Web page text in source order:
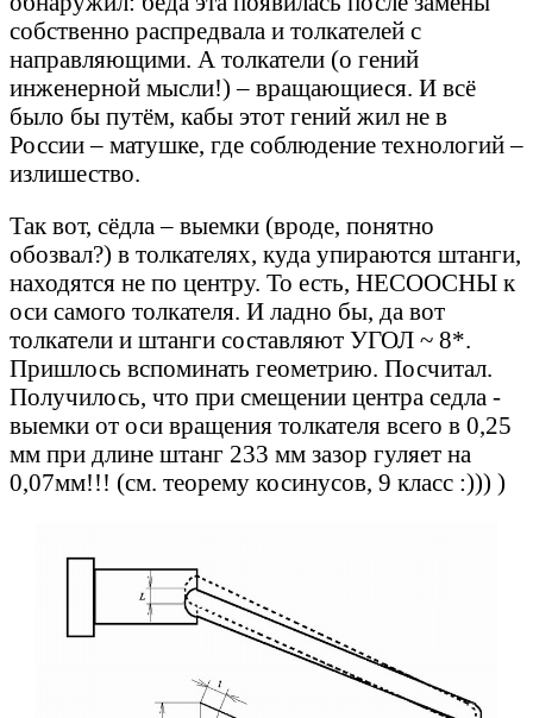
собственно распредвала и толкателей с
направляющими. А толкатели (о гений
инженерной мысли!) – вращающиеся. И всё
было бы путём, кабы этот гений жил не в
России – матушке, где соблюдение технологий –
излишество.
Так вот, сёдла – выемки (вроде, понятно
обозвал?) в толкателях, куда упираются штанги,
находятся не по центру. То есть, НЕСООСНЫ к
оси самого толкателя. И ладно бы, да вот
толкатели и штанги составляют УГОЛ ~ 8*.
Пришлось вспоминать геометрию. Посчитал.
Получилось, что при смещении центра седла -
выемки от оси вращения толкателя всего в 0,25
мм при длине штанг 233 мм зазор гуляет на
0,07мм!!! (см. теорему косинусов, 9 класс :))) )